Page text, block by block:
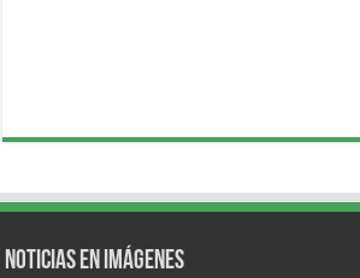
Noticias en Imágenes